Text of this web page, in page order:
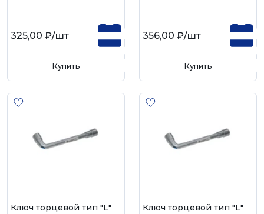
325,00 ₽/шт
Купить
356,00 ₽/шт
Купить
Ключ торцевой тип "L"
Ключ торцевой тип "L"